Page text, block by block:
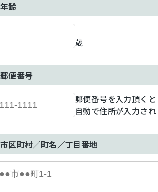
年齢
歳
郵便番号
郵便番号を入力頂くと
自動で住所が入力され
市区町村／町名／丁目番地